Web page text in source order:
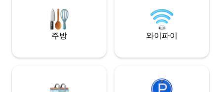
니다.
주방 와이파이